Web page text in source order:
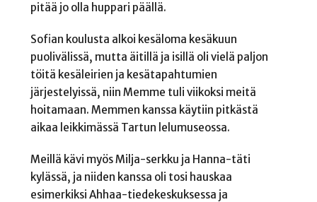
pitää jo olla huppari päällä.
Sofian koulusta alkoi kesäloma kesäkuun
puolivälissä, mutta äitillä ja isillä oli vielä paljon
töitä kesäleirien ja kesätapahtumien
järjestelyissä, niin Memme tuli viikoksi meitä
hoitamaan. Memmen kanssa käytiin pitkästä
aikaa leikkimässä Tartun lelumuseossa.
Meillä kävi myös Milja-serkku ja Hanna-täti
kylässä, ja niiden kanssa oli tosi hauskaa
esimerkiksi Ahhaa-tiedekeskuksessa ja